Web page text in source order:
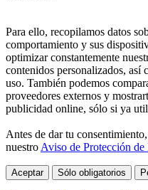
Para ello, recopilamos datos
comportamiento y sus
optimizar constantemente
contenidos personalizados, así
uso. También podemos
proveedores externos y
publicidad online, sólo si ya
Antes de dar tu
nuestro Aviso de Protección de
Aceptar Sólo obligatorios